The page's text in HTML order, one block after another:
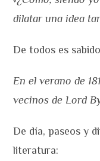
dilatar una idea
De todos es
En el verano de
vecinos de Lord
De día, paseos y
literatura: